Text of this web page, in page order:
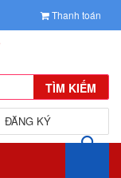
Thanh toán
TÌM KIẾM
ĐĂNG KÝ